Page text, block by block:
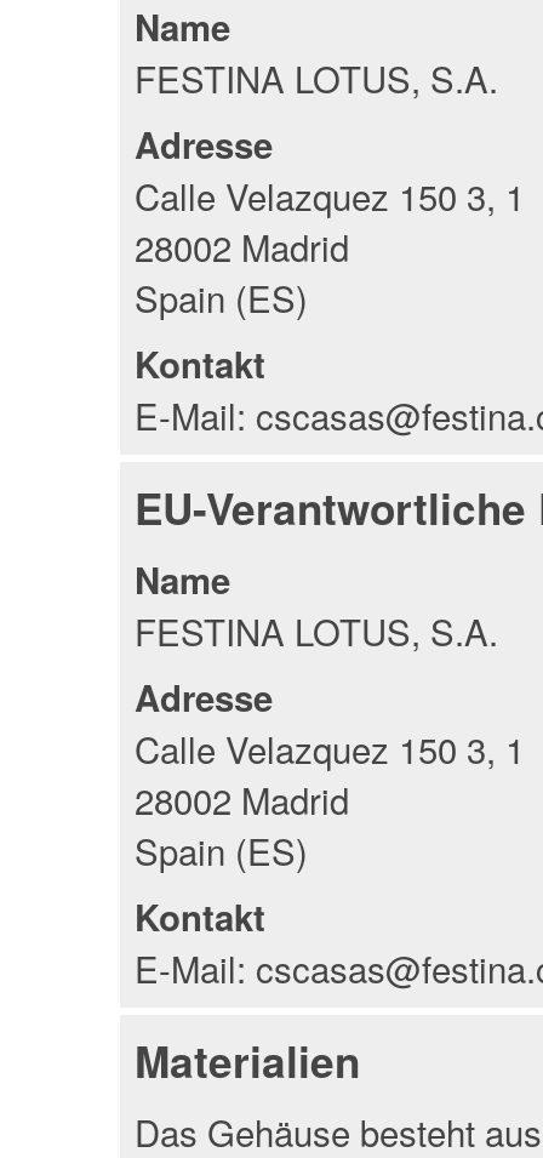
Name
FESTINA LOTUS, S.A.
Adresse
Calle Velazquez 150 3, 1
28002 Madrid
Spain (ES)
Kontakt
E-Mail:
EU-Verantwortliche
Name
FESTINA LOTUS, S.A.
Adresse
Calle Velazquez 150 3, 1
28002 Madrid
Spain (ES)
Kontakt
E-Mail:
Materialien
Das Gehäuse besteht